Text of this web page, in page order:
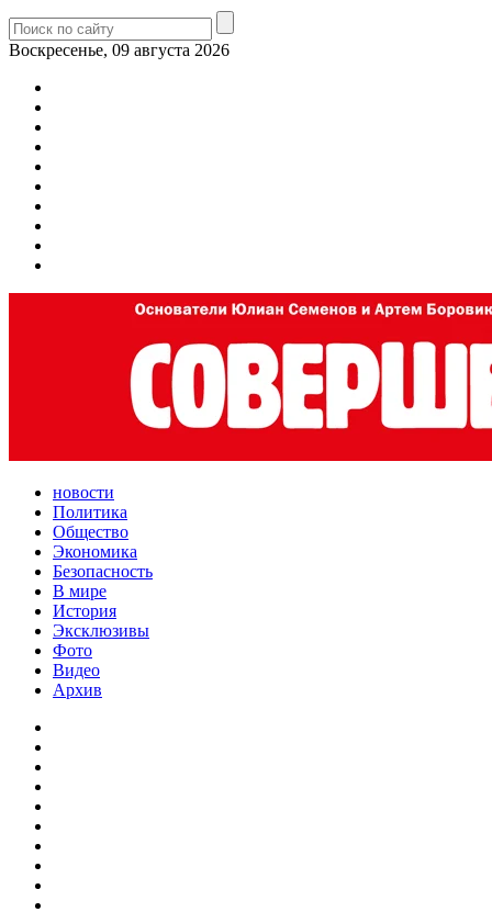
Воскресенье, 09 августа 2026
новости
Политика
Общество
Экономика
Безопасность
В мире
История
Эксклюзивы
Фото
Видео
Архив